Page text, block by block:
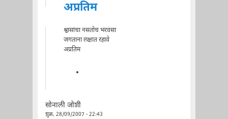
अप्रतिम
श्वासांचा नसतोच भरवसा
जगताना लक्षात रहावे
अप्रतिम
सोनाली जोशी
शुक्र, 28/09/2007 - 22:43